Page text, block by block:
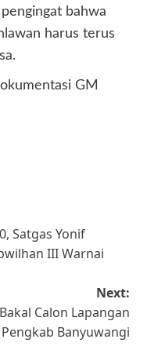
bahwa
harus terus
GM
Satgas Yonif
III Warnai
Next:
Calon Lapangan
Banyuwangi